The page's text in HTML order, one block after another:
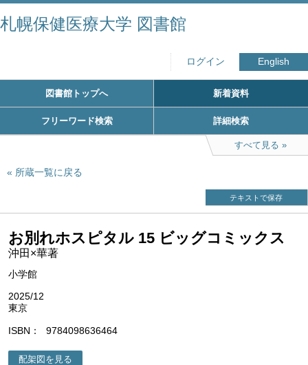
札幌保健医療大学 図書館
ログイン English
図書館トップへ 新着資料
フリーワード検索 詳細検索
すべて見る
所蔵一覧に戻る
テキストで保存
お別れホスピタル 15 ビッグコミックス
沖田×華著
小学館
2025/12
東京
ISBN 9784098636464
配架図を見る